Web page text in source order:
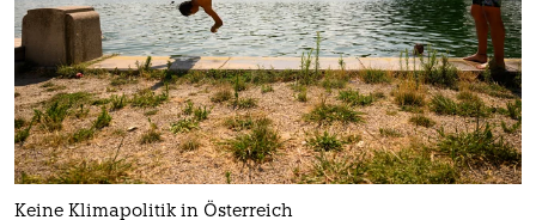
Keine Klimapolitik in Österreich